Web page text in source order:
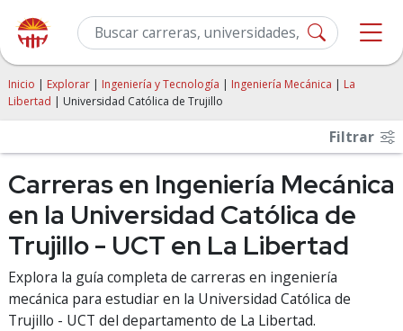
Inicio | Explorar | Ingeniería y Tecnología | Ingeniería Mecánica | La
Libertad | Universidad Católica de Trujillo
Filtrar
Carreras en Ingeniería Mecánica
en la Universidad Católica de
Trujillo - UCT en La Libertad
Explora la guía completa de carreras en ingeniería
mecánica para estudiar en la Universidad Católica de
Trujillo - UCT del departamento de La Libertad.